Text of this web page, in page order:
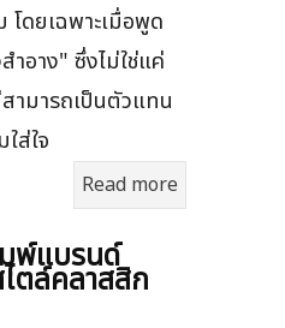
โดยเฉพาะเมื่อพูด
ำอาง" ซึ่งไม่ใช่แค่
ามารถเป็นตัวแทน
ส่ใจ
Read more
มพ์แบรนด์
ตล์คลาสสิก